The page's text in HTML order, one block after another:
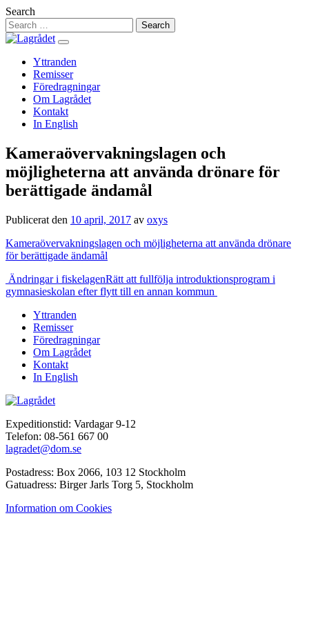
Hoppa
till
innehåll
Search
Yttranden
Remisser
Föredragningar
Om Lagrådet
Kontakt
In English
Kameraövervakningslagen och
möjligheterna att använda drönare för
berättigade ändamål
Publicerat den 10 april, 2017 av oxys
Kameraövervakningslagen och möjligheterna att använda drönare
för berättigade ändamål
Inläggsnavigering
Ändringar i fiskelagenRätt att fullfölja introduktionsprogram i
gymnasieskolan efter flytt till en annan kommun
Yttranden
Remisser
Föredragningar
Om Lagrådet
Kontakt
In English
Expeditionstid: Vardagar 9-12
Telefon: 08-561 667 00
lagradet@dom.se
Postadress: Box 2066, 103 12 Stockholm
Gatuadress: Birger Jarls Torg 5, Stockholm
Information om Cookies